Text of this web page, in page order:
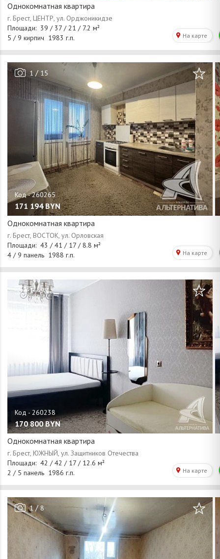
Однокомнатная квартира
1/ 15
171 194 BYN
Однокомнатная квартира
1/9
170 800 BYN
Однокомнатная квартира
1 /8